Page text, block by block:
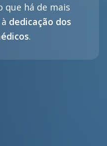
que há de mais
dedicação dos
.